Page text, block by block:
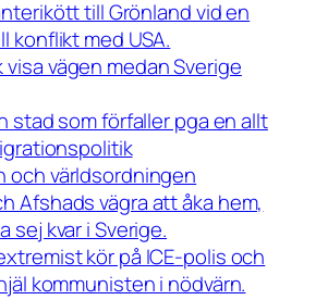
till Grönland vid en
konflikt med USA.
visa vägen medan Sverige
stad som förfaller pga en allt
och världsordningen
Afshads vägra att åka hem,
sej kvar i Sverige.
kör på ICE-polis och
kommunisten i nödvärn.